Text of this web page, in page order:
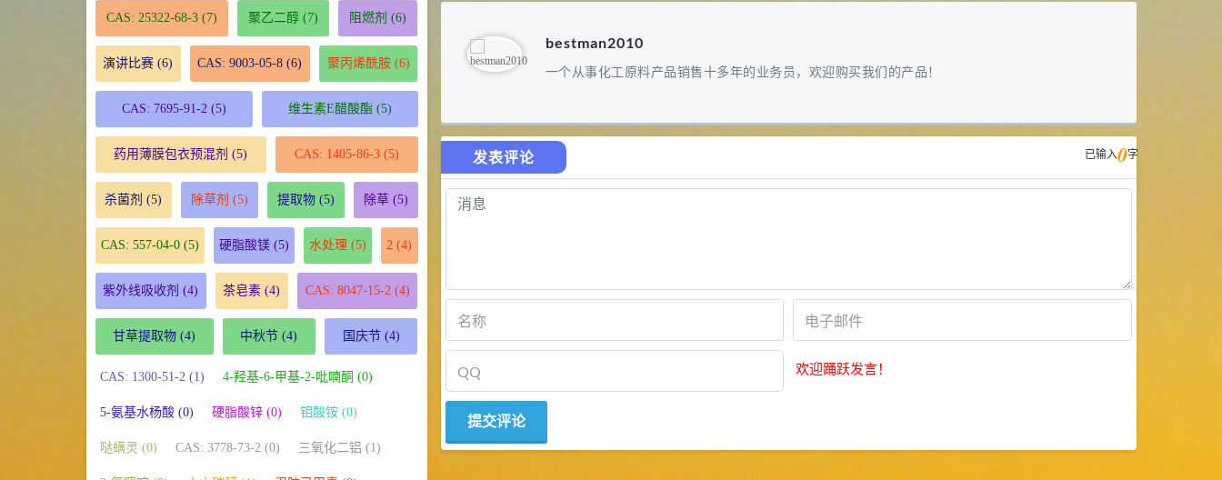
bestman2010
一个从事化工原料产品销售十多年的业务员，欢迎购买我们的产品！
发表评论 已输入0字
欢迎踊跃发言！
CAS: 25322-68-3(7) 聚乙二醇(7) 阻燃剂 (6)
演讲比赛 (6) CAS: 9003-05-8 (6) 聚丙烯酰胺(6)
CAS: 7695-91-2 (5) 维生素E醋酸酯(5)
药用薄膜包衣预混剂 (5) CAS: 1405-86-3(5)
杀菌剂 (5) 除草剂 (5) 提取物(5) 除草(5)
CAS: 557-04-0(5) 硬脂酸镁(5) 水处理 (5) 2 (4)
紫外线吸收剂 (4) 茶皂素 (4) CAS: 8047-15-2 (4)
甘草提取物 (4) 中秋节 (4) 国庆节(4)
CAS: 1300-51-2 (1) 4-羟基-6-甲基-2-吡喃酮 (0)
5-氨基水杨酸 (0) 硬脂酸锌 (0) 钼酸铵 (0)
哒螨灵 (0) CAS: 3778-73-2 (0) 三氧化二铝 (1)